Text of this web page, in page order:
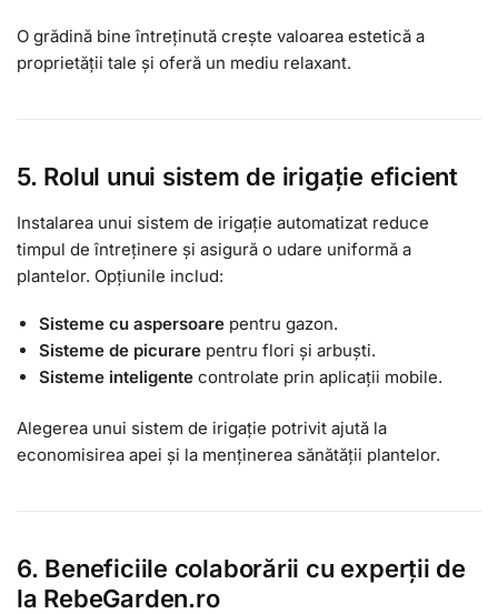
O grădină bine întreținută crește valoarea estetică a
proprietății tale și oferă un mediu relaxant.
5. Rolul unui sistem de irigație eficient
Instalarea unui sistem de irigație automatizat reduce
timpul de întreținere și asigură o udare uniformă a
plantelor. Opțiunile includ:
Sisteme cu aspersoare pentru gazon.
Sisteme de picurare pentru flori și arbuști.
Sisteme inteligente controlate prin aplicații mobile.
Alegerea unui sistem de irigație potrivit ajută la
economisirea apei și la menținerea sănătății plantelor.
6. Beneficiile colaborării cu experții de
la RebeGarden.ro